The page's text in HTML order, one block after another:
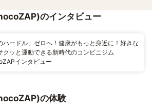
のインタビュー
ハードル、ゼロへ！健康がもっと身近に！好きな
クッと運動できる新時代のコンビニジム
インタビュー
の体験